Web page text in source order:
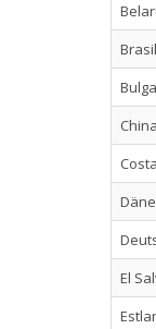
China
El